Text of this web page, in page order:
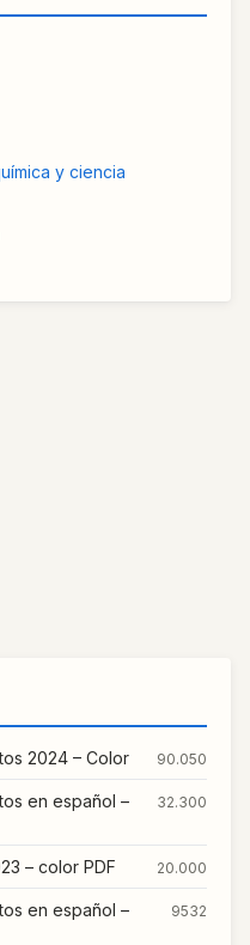
y ciencia
2024 – Color 90.050
en español –
32.300
– color PDF 20.000
en español –
9532